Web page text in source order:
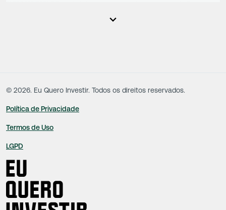
responsáveis tecnicamente são totalmente independentes, sendo que estes
© 2026. Eu Quero Investir. Todos os direitos reservados.
Política de Privacidade
Termos de Uso
LGPD